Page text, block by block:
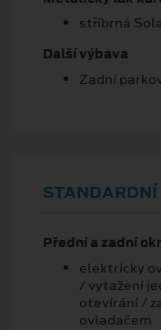
stříbrná
Další výbava
Zadní
Přední a zadní
elektricky
/ vytažení
otevírání /
ovladačem